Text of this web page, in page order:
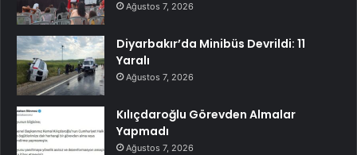
Ağustos 7, 2026
Diyarbakır’da Minibüs Devrildi: 11
Yaralı
Ağustos 7, 2026
Kılıçdaroğlu Görevden Almalar
Yapmadı
Ağustos 7, 2026